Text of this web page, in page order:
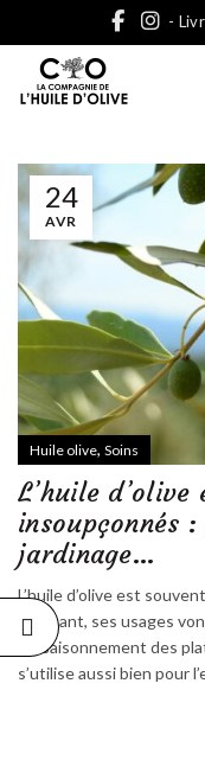
-
24
AVR
Huile olive, Soins
L’huile d’olive
insoupçonnés
jardinage…
L’huile d’olive est
pourtant, ses usages
l’assaisonnement des
s’utilise aussi bien pour